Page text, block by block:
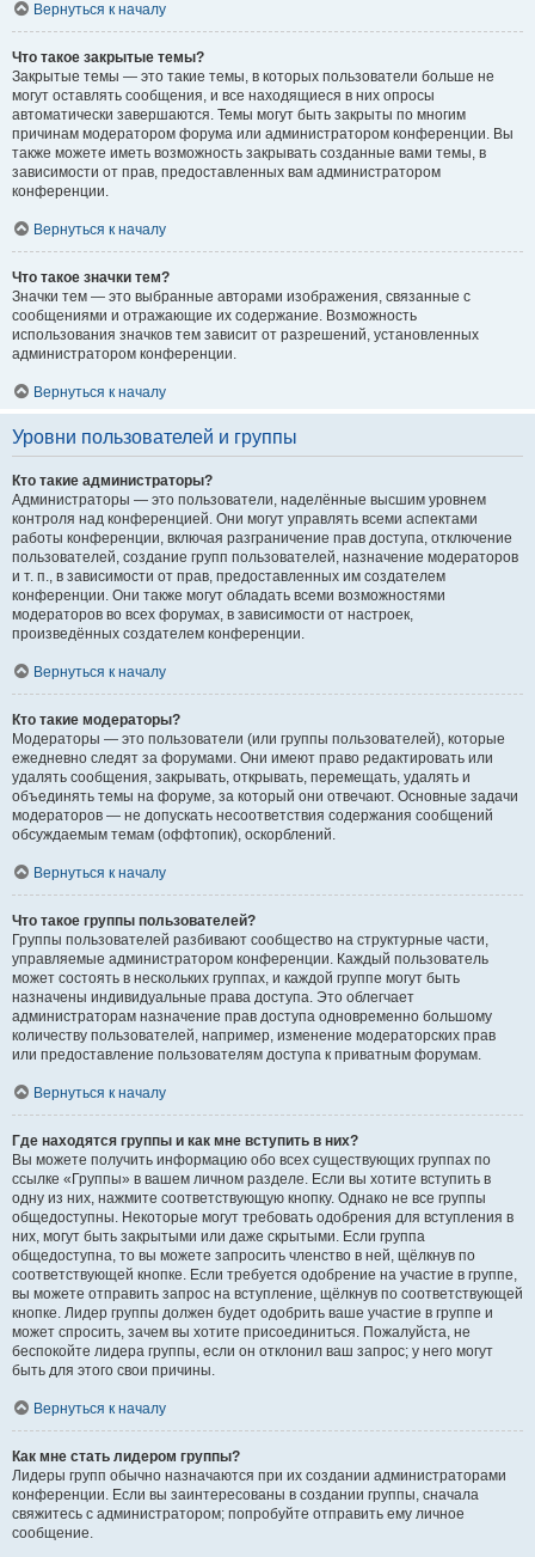
Вернуться к началу
Что такое закрытые темы?
Закрытые темы — это такие темы, в которых пользователи больше не
могут оставлять сообщения, и все находящиеся в них опросы
автоматически завершаются. Темы могут быть закрыты по многим
причинам модератором форума или администратором конференции. Вы
также можете иметь возможность закрывать созданные вами темы, в
зависимости от прав, предоставленных вам администратором
конференции.
Вернуться к началу
Что такое значки тем?
Значки тем — это выбранные авторами изображения, связанные с
сообщениями и отражающие их содержание. Возможность
использования значков тем зависит от разрешений, установленных
администратором конференции.
Вернуться к началу
Уровни пользователей и группы
Кто такие администраторы?
Администраторы — это пользователи, наделённые высшим уровнем
контроля над конференцией. Они могут управлять всеми аспектами
работы конференции, включая разграничение прав доступа, отключение
пользователей, создание групп пользователей, назначение модераторов
и т. п., в зависимости от прав, предоставленных им создателем
конференции. Они также могут обладать всеми возможностями
модераторов во всех форумах, в зависимости от настроек,
произведённых создателем конференции.
Вернуться к началу
Кто такие модераторы?
Модераторы — это пользователи (или группы пользователей), которые
ежедневно следят за форумами. Они имеют право редактировать или
удалять сообщения, закрывать, открывать, перемещать, удалять и
объединять темы на форуме, за который они отвечают. Основные задачи
модераторов — не допускать несоответствия содержания сообщений
обсуждаемым темам (оффтопик), оскорблений.
Вернуться к началу
Что такое группы пользователей?
Группы пользователей разбивают сообщество на структурные части,
управляемые администратором конференции. Каждый пользователь
может состоять в нескольких группах, и каждой группе могут быть
назначены индивидуальные права доступа. Это облегчает
администраторам назначение прав доступа одновременно большому
количеству пользователей, например, изменение модераторских прав
или предоставление пользователям доступа к приватным форумам.
Вернуться к началу
Где находятся группы и как мне вступить в них?
Вы можете получить информацию обо всех существующих группах по
ссылке «Группы» в вашем личном разделе. Если вы хотите вступить в
одну из них, нажмите соответствующую кнопку. Однако не все группы
общедоступны. Некоторые могут требовать одобрения для вступления в
них, могут быть закрытыми или даже скрытыми. Если группа
общедоступна, то вы можете запросить членство в ней, щёлкнув по
соответствующей кнопке. Если требуется одобрение на участие в группе,
вы можете отправить запрос на вступление, щёлкнув по соответствующей
кнопке. Лидер группы должен будет одобрить ваше участие в группе и
может спросить, зачем вы хотите присоединиться. Пожалуйста, не
беспокойте лидера группы, если он отклонил ваш запрос; у него могут
быть для этого свои причины.
Вернуться к началу
Как мне стать лидером группы?
Лидеры групп обычно назначаются при их создании администраторами
конференции. Если вы заинтересованы в создании группы, сначала
свяжитесь с администратором; попробуйте отправить ему личное
сообщение.